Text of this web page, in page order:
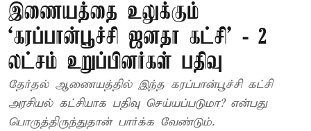
இணையத்தை உலுக்கும்
‘கரப்பான்பூச்சி ஜனதா கட்சி’ - 2
லட்சம் உறுப்பினர்கள் பதிவு
தேர்தல் ஆணையத்தில் இந்த கரப்பான்பூச்சி கட்சி
அரசியல் கட்சியாக பதிவு செய்யப்படுமா? என்பது
பொருத்திருந்துதான் பார்க்க வேண்டும்.